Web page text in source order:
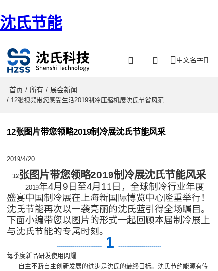
沈氏节能
中文名字
首页 / 所有 / 展会新闻
/ 12张视频带您感受生活2019制冷压缩机展沈氏节省风范
12张图片带您领略2019制冷展沈氏节能风采
2019/4/20
12张图片带您领略2019制冷展沈氏节能风采
2019年4月9日至4月11日，全球制冷行业年度
盛宴中国制冷展在上海新国际博览中心隆重举行！
沈氏节能再次以一袭亮丽的沈氏蓝引得全场瞩目。
下面小编带您以图片的形式一起回顾本届制冷展上
与沈氏节能的专属时刻。
----------------------- 1 ----------------------
每季度新品研发使用閃耀
自主不断自主创新发展的进步是沈氏的最终目标。沈氏节约能源有传